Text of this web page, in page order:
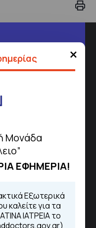
×
Μονάδα
ΕΦΗΜΕΡΙΑ!
Εξωτερικά
καλείτε για τα
ΙΑΤΡΕΙΑ το
1,
eΡαντεβού
πύλη του